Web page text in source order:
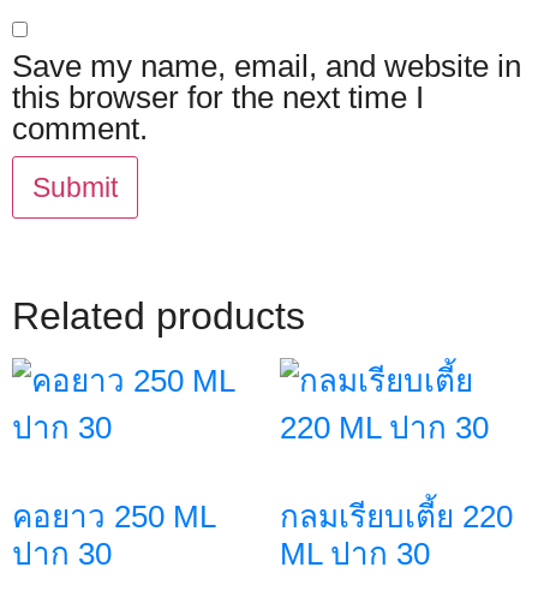
Save my name, email, and website in
this browser for the next time I
comment.
Related products
คอยาว 250 ML
ปาก 30
กลมเรียบเตี้ย 220
ML ปาก 30